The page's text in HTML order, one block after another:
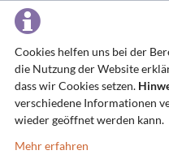
Cookies helfen uns bei der
die Nutzung der Website
dass wir Cookies setzen.
verschiedene Informationen
wieder geöffnet werden kann.
Mehr erfahren